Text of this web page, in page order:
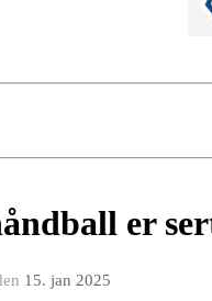
er
15. jan 2025